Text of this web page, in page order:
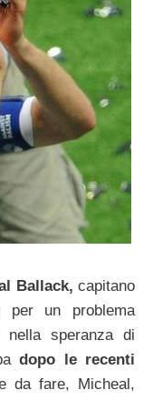
Ballack, capitano
per un problema
nella speranza di
dopo le recenti
da fare, Micheal,